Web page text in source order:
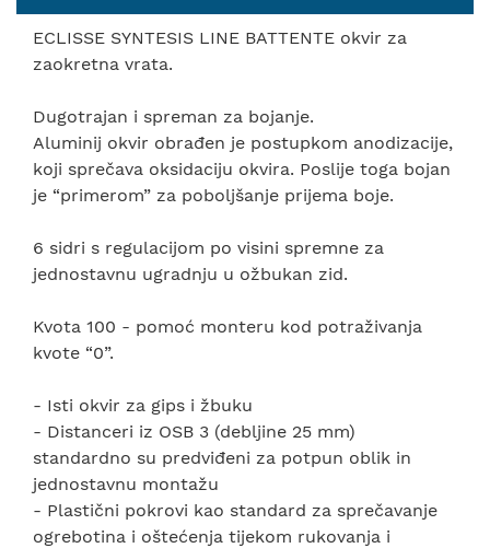
ECLISSE SYNTESIS LINE BATTENTE okvir za
zaokretna vrata.
Dugotrajan i spreman za bojanje.
Aluminij okvir obrađen je postupkom anodizacije,
koji sprečava oksidaciju okvira. Poslije toga bojan
je “primerom” za poboljšanje prijema boje.
6 sidri s regulacijom po visini spremne za
jednostavnu ugradnju u ožbukan zid.
Kvota 100 - pomoć monteru kod potraživanja
kvote “0”.
- Isti okvir za gips i žbuku
- Distanceri iz OSB 3 (debljine 25 mm)
standardno su predviđeni za potpun oblik in
jednostavnu montažu
- Plastični pokrovi kao standard za sprečavanje
ogrebotina i oštećenja tijekom rukovanja i